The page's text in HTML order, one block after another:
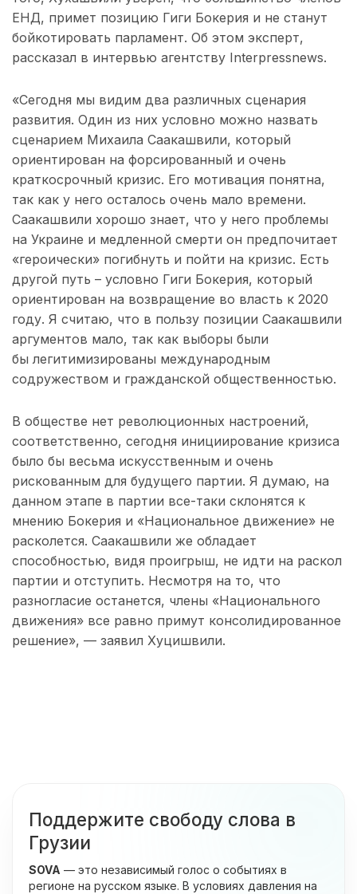
ЕНД, примет позицию Гиги Бокерия и не станут
бойкотировать парламент. Об этом эксперт,
рассказал в интервью агентству Interpressnews.
«Сегодня мы видим два различных сценария
развития. Один из них условно можно назвать
сценарием Михаила Саакашвили, который
ориентирован на форсированный и очень
краткосрочный кризис. Его мотивация понятна,
так как у него осталось очень мало времени.
Саакашвили хорошо знает, что у него проблемы
на Украине и медленной смерти он предпочитает
«героически» погибнуть и пойти на кризис. Есть
другой путь – условно Гиги Бокерия, который
ориентирован на возвращение во власть к 2020
году. Я считаю, что в пользу позиции Саакашвили
аргументов мало, так как выборы были
бы легитимизированы международным
содружеством и гражданской общественностью.
В обществе нет революционных настроений,
соответственно, сегодня инициирование кризиса
было бы весьма искусственным и очень
рискованным для будущего партии. Я думаю, на
данном этапе в партии все-таки склонятся к
мнению Бокерия и «Национальное движение» не
расколется. Саакашвили же обладает
способностью, видя проигрыш, не идти на раскол
партии и отступить. Несмотря на то, что
разногласие останется, члены «Национального
движения» все равно примут консолидированное
решение», — заявил Хуцишвили.
Поддержите свободу слова в
Грузии
SOVA — это независимый голос о событиях в
регионе на русском языке. В условиях давления на